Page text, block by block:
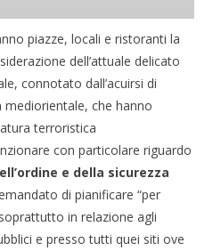
piazze, locali e ristoranti la
dell’attuale delicato
connotato dall’acuirsi di
che hanno
terroristica
con particolare riguardo
e della sicurezza
di pianificare “per
in relazione agli
e presso tutti quei siti ove